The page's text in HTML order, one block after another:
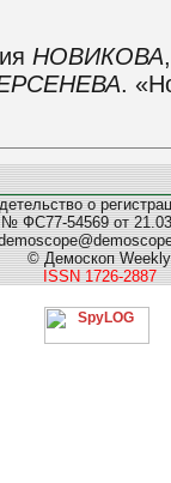
НОВИКОВА
.
о
ФС77-54569 от
© Демоскоп Weekly
ISSN 1726-2887